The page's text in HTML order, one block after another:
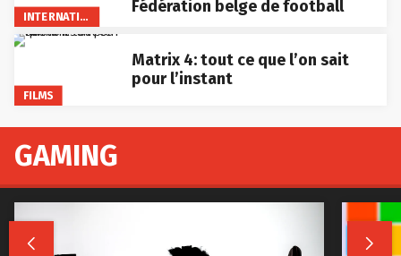
INTERNATIONAL
Fédération belge de football
FILMS
Matrix 4: tout ce que l’on sait
pour l’instant
GAMING
 